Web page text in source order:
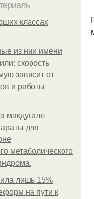
классах
из нии имени
скорость
зависит от
и работы
макдугалл
для
метаболического
лишь 15%
на пути к